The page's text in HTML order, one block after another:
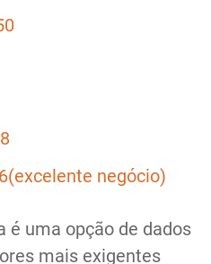
negócio)
é uma opção de dados
mais exigentes